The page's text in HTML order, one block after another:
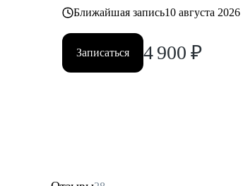
Ближайшая запись10 августа 2026
Записаться 4 900 ₽